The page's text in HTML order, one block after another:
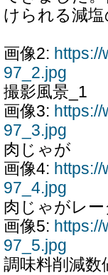
けられる減
画像2:
97_2.jpg
撮影風景_1
画像3:
97_3.jpg
肉じゃが
画像4:
97_4.jpg
肉じゃがレ
画像5:
97_5.jpg
調味料削減数